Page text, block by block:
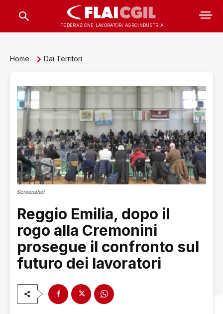
FEDERAZIONE LAVORATORI AGROINDUSTRIA
Home Dai Territori
Screenshot
Reggio Emilia, dopo il
rogo alla Cremonini
prosegue il confronto sul
futuro dei lavoratori